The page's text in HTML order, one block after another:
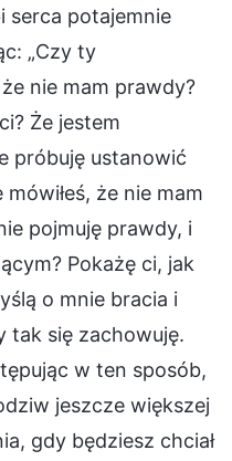
serca potajemnie
„Czy ty
nie mam prawdy?
Że jestem
próbuję ustanowić
że nie mam
pojmuję prawdy, i
Pokażę ci, jak
o mnie bracia i
tak się zachowuję.
w ten sposób,
jeszcze większej
gdy będziesz chciał